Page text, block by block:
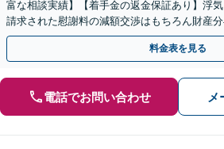
富な相談実績】【着手金の返金保証あり】浮気
請求された慰謝料の減額交渉はもちろん財産
棄など様々な離婚・男女問題の解決実績が豊
料金表を見る
電話でお問い合わせ メ